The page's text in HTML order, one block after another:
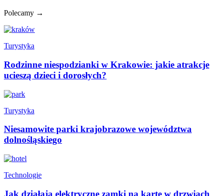
Polecamy →
Turystyka
Rodzinne niespodzianki w Krakowie: jakie atrakcje
ucieszą dzieci i dorosłych?
Turystyka
Niesamowite parki krajobrazowe województwa
dolnośląskiego
Technologie
Jak działają elektryczne zamki na kartę w drzwiach